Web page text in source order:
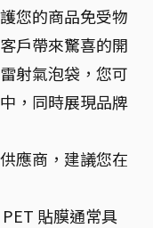
您的商品免受物
戶帶來驚喜的開
射氣泡袋，您可
，同時展現品牌
應商，建議您在
貼膜通常具